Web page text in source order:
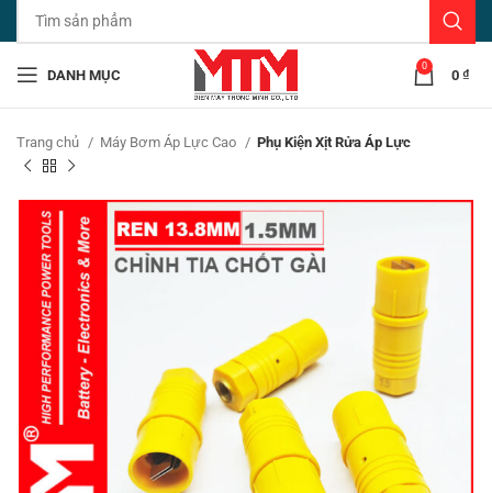
DANH MỤC
0
0 ₫
Trang chủ Máy Bơm Áp Lực Cao Phụ Kiện Xịt Rửa Áp Lực